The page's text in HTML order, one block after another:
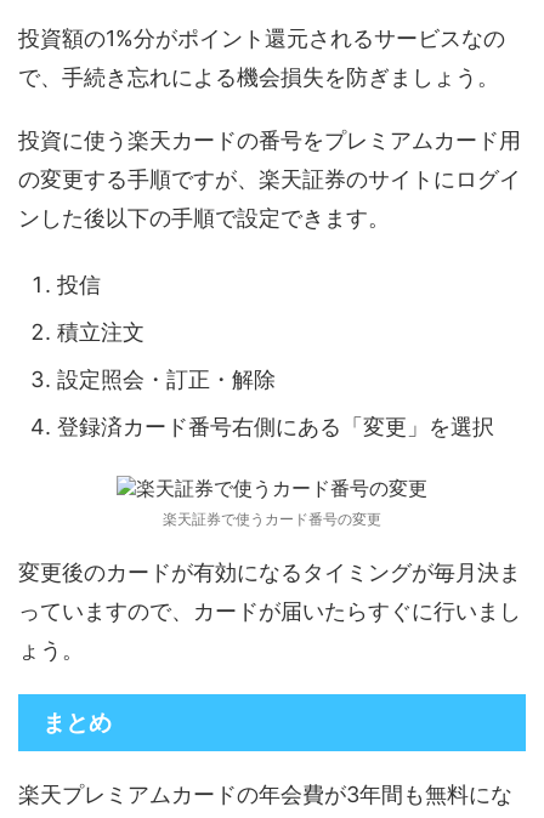
投資額の1%分がポイント還元されるサービスなの
で、手続き忘れによる機会損失を防ぎましょう。
投資に使う楽天カードの番号をプレミアムカード用
の変更する手順ですが、楽天証券のサイトにログイ
ンした後以下の手順で設定できます。
投信
積立注文
設定照会・訂正・解除
登録済カード番号右側にある「変更」を選択
楽天証券で使うカード番号の変更
変更後のカードが有効になるタイミングが毎月決ま
っていますので、カードが届いたらすぐに行いまし
ょう。
まとめ
楽天プレミアムカードの年会費が3年間も無料にな